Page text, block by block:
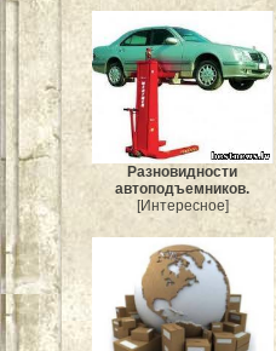
Разновидности
автоподъемников.
[Интересное]